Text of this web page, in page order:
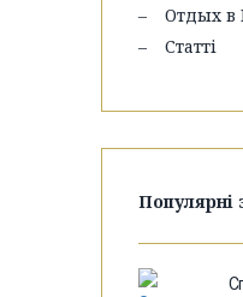
Отдых в
Статті
Популярні